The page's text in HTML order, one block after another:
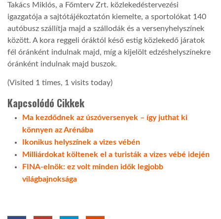
Takács Miklós, a Főmterv Zrt. közlekedéstervezési
igazgatója a sajtótájékoztatón kiemelte, a sportolókat 140
autóbusz szállítja majd a szállodák és a versenyhelyszínek
között. A kora reggeli óráktól késő estig közlekedő járatok
fél óránként indulnak majd, míg a kijelölt edzéshelyszínekre
óránként indulnak majd buszok.
(Visited 1 times, 1 visits today)
Kapcsolódó Cikkek
Ma kezdődnek az úszóversenyek – így juthat ki
könnyen az Arénába
Ikonikus helyszínek a vizes vébén
Milliárdokat költenek el a turisták a vizes vébé idején
FINA-elnök: ez volt minden idők legjobb
világbajnoksága